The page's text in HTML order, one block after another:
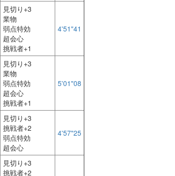
見切り+3
業物
弱点特効
超会心
挑戦者+1
4'51"41
見切り+3
業物
弱点特効
超会心
挑戦者+1
5'01"08
見切り+3
挑戦者+2
弱点特効
超会心
4'57"25
見切り+3
挑戦者+2